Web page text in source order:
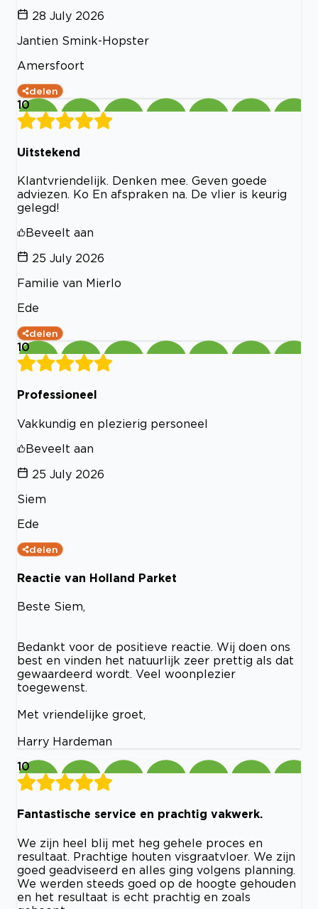
28 July 2026
Jantien Smink-Hopster
Amersfoort
delen
10
Uitstekend
Klantvriendelijk. Denken mee. Geven goede
adviezen. Ko En afspraken na. De vlier is keurig
gelegd!
Beveelt aan
25 July 2026
Familie van Mierlo
Ede
delen
10
Professioneel
Vakkundig en plezierig personeel
Beveelt aan
25 July 2026
Siem
Ede
delen
Reactie van Holland Parket
Beste Siem,
Bedankt voor de positieve reactie. Wij doen ons
best en vinden het natuurlijk zeer prettig als dat
gewaardeerd wordt. Veel woonplezier
toegewenst.
Met vriendelijke groet,
Harry Hardeman
10
Fantastische service en prachtig vakwerk.
We zijn heel blij met heg gehele proces en
resultaat. Prachtige houten visgraatvloer. We zijn
goed geadviseerd en alles ging volgens planning.
We werden steeds goed op de hoogte gehouden
en het resultaat is echt prachtig en zoals